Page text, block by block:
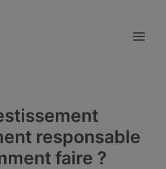
responsable
faire ?